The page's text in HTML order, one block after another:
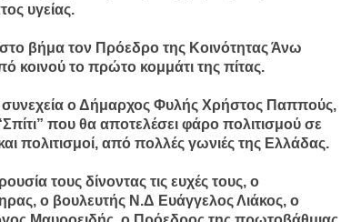
υγείας.
βήμα τον Πρόεδρο της Κοινότητας Άνω
κοινού το πρώτο κομμάτι της πίτας.
ο Δήμαρχος Φυλής Χρήστος Παππούς,
που θα αποτελέσει φάρο πολιτισμού σε
πολιτισμοί, από πολλές γωνιές της Ελλάδας.
τους δίνοντας τις ευχές τους, ο
ο βουλευτής Ν.Δ Ευάγγελος Λιάκος, ο